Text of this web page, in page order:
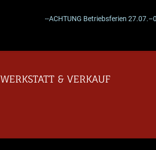
--ACHTUNG Betriebsferien 27.07.–01.08.
WERKSTATT & VERKAUF